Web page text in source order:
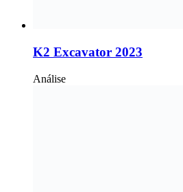
K2 Excavator 2023
Análise